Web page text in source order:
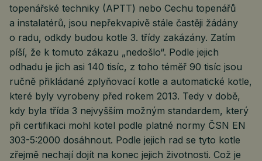
topenářské techniky (APTT) nebo Cechu topenářů
a instalatérů, jsou nepřekvapivě stále častěji žádány
o radu, odkdy budou kotle 3. třídy zakázány. Zatím
píší, že k tomuto zákazu „nedošlo“. Podle jejich
odhadu je jich asi 140 tisíc, z toho téměř 90 tisíc jsou
ručně přikládané zplyňovací kotle a automatické kotle,
které byly vyrobeny před rokem 2013. Tedy v době,
kdy byla třída 3 nejvyšším možným standardem, který
při certifikaci mohl kotel podle platné normy ČSN EN
303-5:2000 dosáhnout. Podle jejich rad se tyto kotle
zřejmě nechají dojít na konec jejich životnosti. Což je